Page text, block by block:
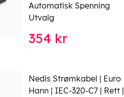
Automatisk Spenning
Utvalg
354 kr
Nedis Strømkabel | Euro
Hann | IEC-320-C7 | Rett |